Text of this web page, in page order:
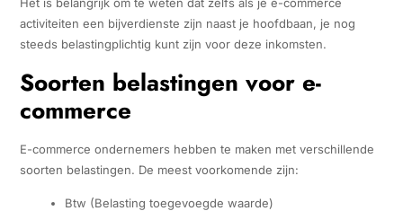
activiteiten een bijverdienste zijn naast je hoofdbaan, je nog
steeds belastingplichtig kunt zijn voor deze inkomsten.
Soorten belastingen voor e-
commerce
E-commerce ondernemers hebben te maken met verschillende
soorten belastingen. De meest voorkomende zijn:
Btw (Belasting toegevoegde waarde)